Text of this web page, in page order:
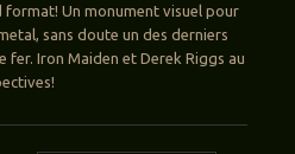
format! Un monument visuel pour
sans doute un des derniers
fer. Iron Maiden et Derek Riggs au